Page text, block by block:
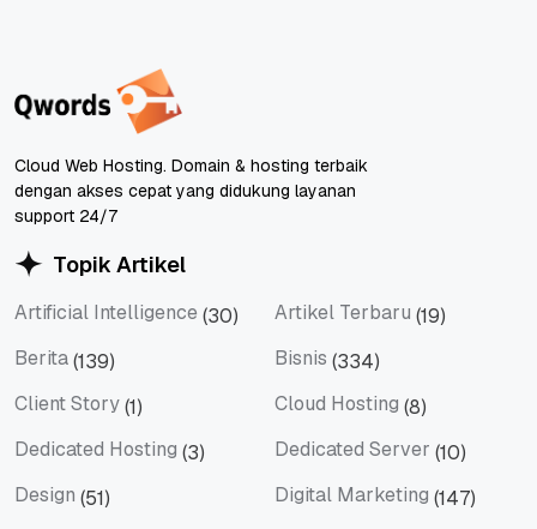
Cloud Web Hosting. Domain & hosting terbaik
dengan akses cepat yang didukung layanan
support 24/7
Topik Artikel
Artificial Intelligence (30) Artikel Terbaru (19)
Berita(139) Bisnis (334)
Client Story(1) Cloud Hosting (8)
Dedicated Hosting (3) Dedicated Server (10)
Design (51) Digital Marketing (147)